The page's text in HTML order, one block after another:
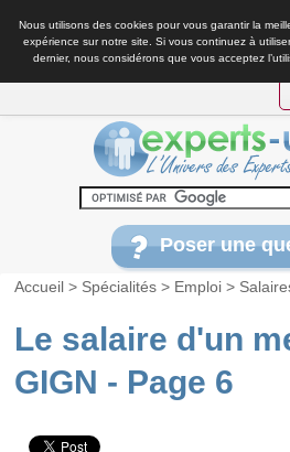
Nous utilisons des cookies pour vous garantir la
expérience sur notre site. Si vous continuez à
dernier, nous considérons que vous acceptez
Poser une
Accueil > Spécialités > Emploi >
Le salaire d'un
GIGN - Page 6